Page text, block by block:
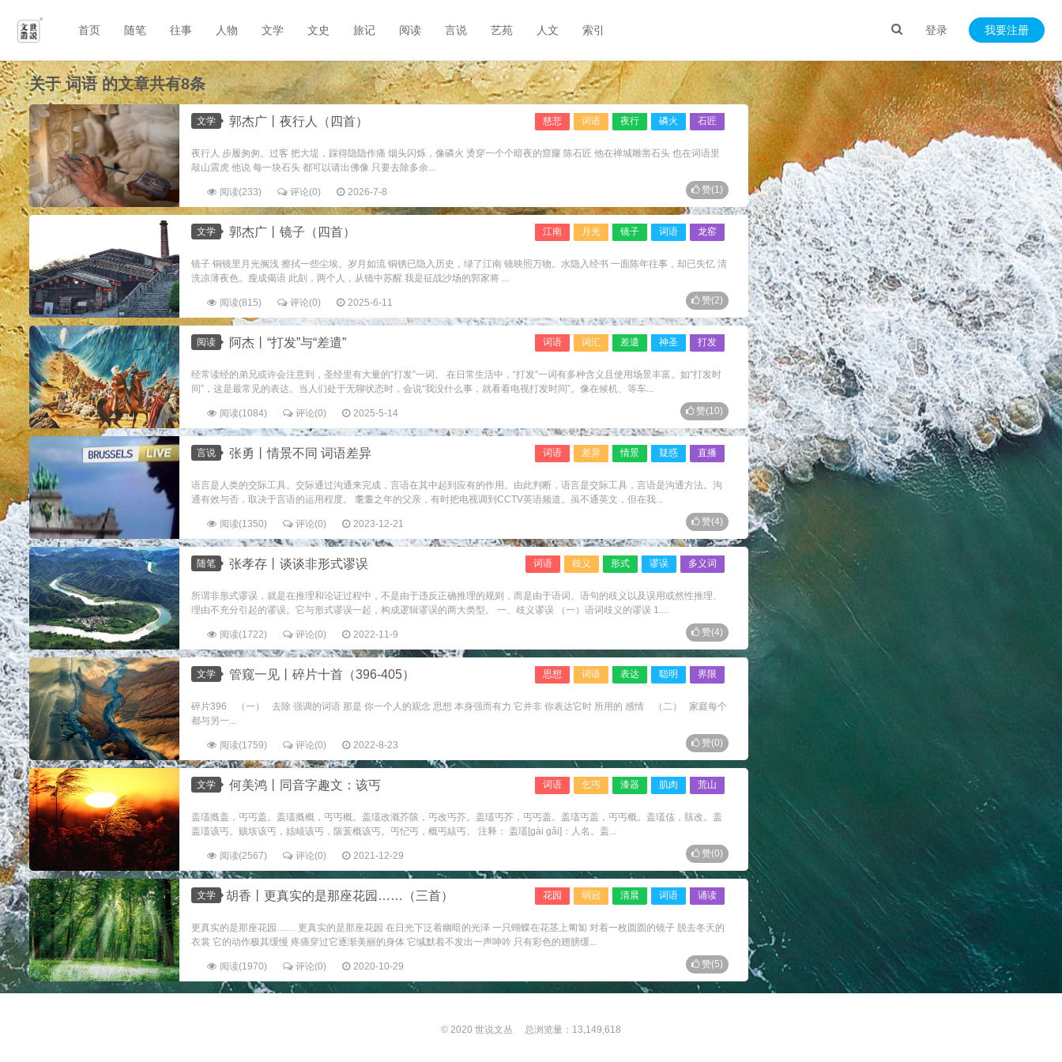
登录 我要注册
首页 随笔 往事 人物 文学 文史 旅记 阅读 言说 艺苑 人文 索引
关于词语的文章共有8条
文学 慈悲 词语 夜行 磷火 石匠
郭杰广丨夜行人（四首）
夜行人 步履匆匆。过客 把大堤，踩得隐隐作痛 烟头闪烁，像磷火 烫穿一个个暗夜的窟窿 陈石匠 他在禅城雕凿石头 也在词语里
敲山震虎 他说 每一块石头 都可以请出佛像 只要去除多余...
阅读(233) 评论(0) 2026-7-8 赞(1)
文学 江南 月光 镜子 词语 龙窑
郭杰广丨镜子（四首）
镜子 铜镜里月光搁浅 擦拭一些尘埃。岁月如流 铜锈已隐入历史，绿了江南 镜映照万物。水隐入经书 一面陈年往事，却已失忆 清
洗凉薄夜色。瘦成偈语 此刻，两个人，从镜中苏醒 我是征战沙场的郭家将 ...
阅读(815) 评论(0) 2025-6-11 赞(2)
阅读 词语 词汇 差遣 神圣 打发
阿杰丨“打发”与“差遣”
经常读经的弟兄或许会注意到，圣经里有大量的“打发”一词。 在日常生活中，“打发”一词有多种含义且使用场景丰富。如“打发时
间”，这是最常见的表达。当人们处于无聊状态时，会说“我没什么事，就看看电视打发时间”。像在候机、等车...
阅读(1084) 评论(0) 2025-5-14 赞(10)
言说 词语 差异 情景 疑惑 直播
张勇丨情景不同 词语差异
语言是人类的交际工具。交际通过沟通来完成，言语在其中起到应有的作用。由此判断，语言是交际工具，言语是沟通方法。沟
通有效与否，取决于言语的运用程度。 耄耋之年的父亲，有时把电视调到CCTV英语频道。虽不通英文，但在我...
阅读(1350) 评论(0) 2023-12-21 赞(4)
随笔 词语 歧义 形式 谬误 多义词
张孝存丨谈谈非形式谬误
所谓非形式谬误，就是在推理和论证过程中，不是由于违反正确推理的规则，而是由于语词、语句的歧义以及误用或然性推理、
理由不充分引起的谬误。它与形式谬误一起，构成逻辑谬误的两大类型。 一、歧义谬误 （一）语词歧义的谬误 1....
阅读(1722) 评论(0) 2022-11-9 赞(4)
文学 思想 词语 表达 聪明 界限
管窥一见丨碎片十首（396-405）
碎片396 （一） 去除 强调的词语 那是 你一个人的观念 思想 本身强而有力 它并非 你表达它时 所用的 感情 （二） 家庭每个
都与另一...
阅读(1759) 评论(0) 2022-8-23 赞(0)
文学 词语 乞丐 漆器 肌肉 荒山
何美鸿丨同音字趣文：该丐
盖瓂摡盖，丐丐盖。盖瓂摡概，丐丐概。盖瓂改溉芥陔，丐改丐芥。盖瓂丐芥，丐丐盖。盖瓂丐盖，丐丐概。盖瓂侅，胲改。盖
盖瓂该丐。赅垓该丐，姟峐该丐，陔荄概该丐。丐忋丐，概丐絯丐。 注释： 盖瓂[gài gǎi]：人名。盖...
阅读(2567) 评论(0) 2021-12-29 赞(0)
文学 花园 弱冠 清晨 词语 诵读
​胡香丨更真实的是那座花园……（三首）
更真实的是那座花园…… 更真实的是那座花园 在日光下泛着幽暗的光泽 一只蝴蝶在花茎上匍匐 对着一枚圆圆的镜子 脱去冬天的
衣裳 它的动作极其缓慢 疼痛穿过它逐渐美丽的身体 它缄默着不发出一声呻吟 只有彩色的翅膀缓...
阅读(1970) 评论(0) 2020-10-29 赞(5)
© 2020 世说文丛 总浏览量：13,149,618